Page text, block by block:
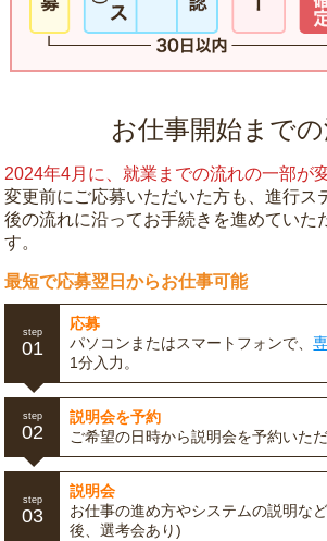
お仕事開始まで
2024年4月に、就業までの流れの一部が
変更前にご応募いただいた方も、進行ス
後の流れに沿ってお手続きを進めていた
す。
最短で応募翌日からお仕事可能
step
01
応募
パソコンまたはスマートフォンで、
1分入力。
step
02
説明会を予約
ご希望の日時から説明会を予約いただ
step
03
説明会
お仕事の進め方やシステムの説明な
後、選考会あり)